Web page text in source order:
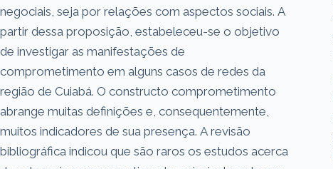
negociais, seja por relações com aspectos sociais. A
partir dessa proposição, estabeleceu-se o objetivo
de investigar as manifestações de
comprometimento em alguns casos de redes da
região de Cuiabá. O constructo comprometimento
abrange muitas definições e, consequentemente,
muitos indicadores de sua presença. A revisão
bibliográfica indicou que são raros os estudos acerca